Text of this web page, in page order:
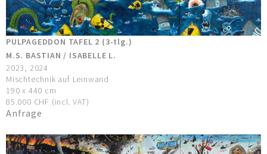
PULPAGEDDON TAFEL 2 (3-tlg.)
M.S. BASTIAN / ISABELLE L.
2023, 2024
Mischtechnik auf Leinwand
190 x 440 cm
85.000 CHF (incl. VAT)
Anfrage